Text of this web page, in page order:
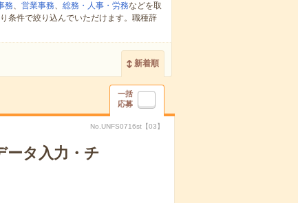
務、 営業事務、 総務・人事・労務などを取
条件で絞り込んでいただけます。職種辞
新着順
一括
応募
No.UNFS0716st【03】
ータ入力・チ